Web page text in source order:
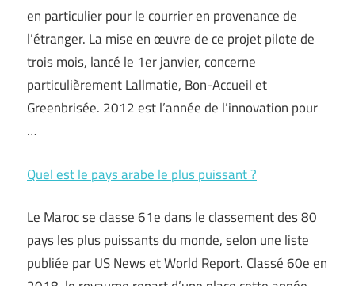
en particulier pour le courrier en provenance de
l’étranger. La mise en œuvre de ce projet pilote de
trois mois, lancé le 1er janvier, concerne
particulièrement Lallmatie, Bon-Accueil et
Greenbrisée. 2012 est l’année de l’innovation pour
…
Quel est le pays arabe le plus puissant ?
Le Maroc se classe 61e dans le classement des 80
pays les plus puissants du monde, selon une liste
publiée par US News et World Report. Classé 60e en